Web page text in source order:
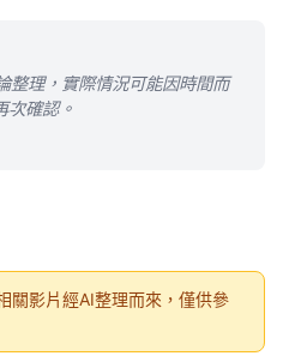
整理，實際情況可能因時間而
次確認。
關影片經AI整理而來，僅供參